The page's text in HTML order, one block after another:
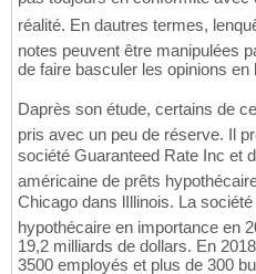
réalité. En dautres termes,
notes peuvent être manipulées
de faire basculer les opinions en
Daprès son étude, certains de
pris avec un peu de réserve. Il
société Guaranteed Rate Inc et
américaine de prêts
Chicago dans lIllinois. La
hypothécaire en importance en
19,2 milliards de dollars. En
3500 employés et plus de 300